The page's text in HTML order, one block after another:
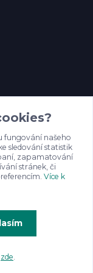
fungování našeho
sledování statistik
zapamatování
stránek, či
Více k
zde